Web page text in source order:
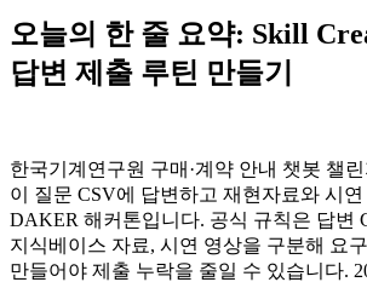
오늘의 한 줄 요약: Skill
답변 제출 루틴 만들기
한국기계연구원 구매·계약 안내 챗봇 챌
이 질문 CSV에 답변하고 재현자료와 시
DAKER 해커톤입니다. 공식 규칙은 답변
지식베이스 자료, 시연 영상을 구분해 요
만들어야 제출 누락을 줄일 수 있습니다.